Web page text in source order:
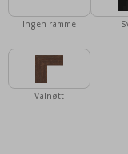
Ingen ramme
Valnøtt